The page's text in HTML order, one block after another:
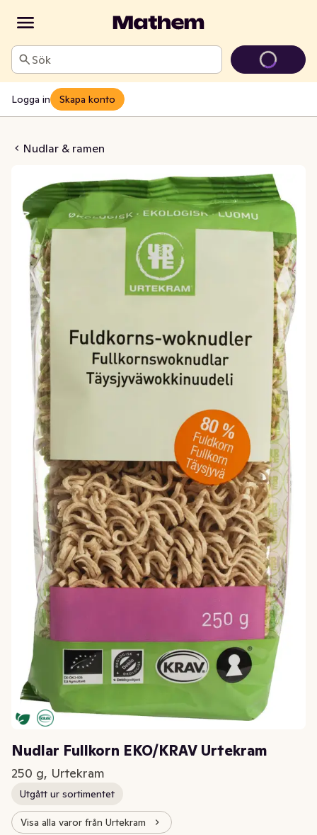
Sök
Logga in Skapa konto
Nudlar & ramen
KRAV Urtekram
Nudlar Fullkorn EKO/KRAV Urtekram
250 g, Urtekram
Utgått ur sortimentet
Visa alla varor från Urtekram